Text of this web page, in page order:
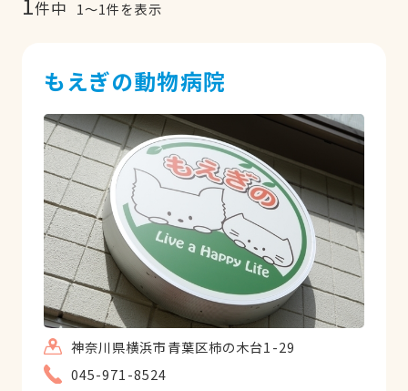
件中 1〜1件を表示
もえぎの動物病院
神奈川県横浜市青葉区柿の木台1-29
045-971-8524